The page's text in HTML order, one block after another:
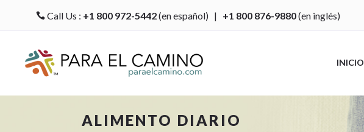
Call Us : +1 800 972-5442(en español) | +1 800 876-9880(en inglés)
INICIO
ALIMENTO DIARIO